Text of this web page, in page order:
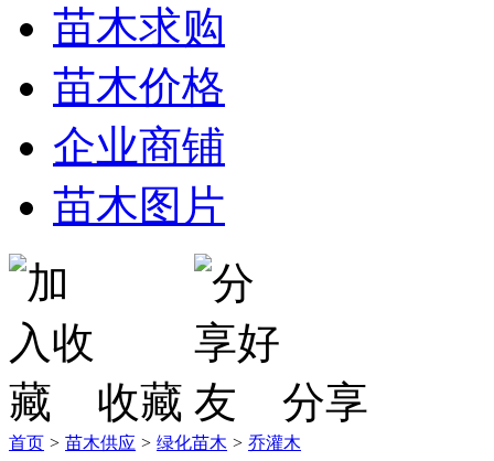
苗木求购
苗木价格
企业商铺
苗木图片
收藏 分享
首页 > 苗木供应 > 绿化苗木 > 乔灌木